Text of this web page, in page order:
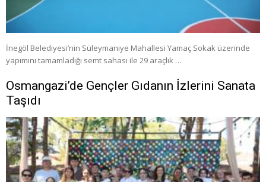
İnegöl Belediyesi’nin Süleymaniye Mahallesi Yamaç Sokak üzerinde
yapımını tamamladığı semt sahası ile 29 araçlık …
Osmangazi’de Gençler Gıdanın İzlerini Sanata
Taşıdı